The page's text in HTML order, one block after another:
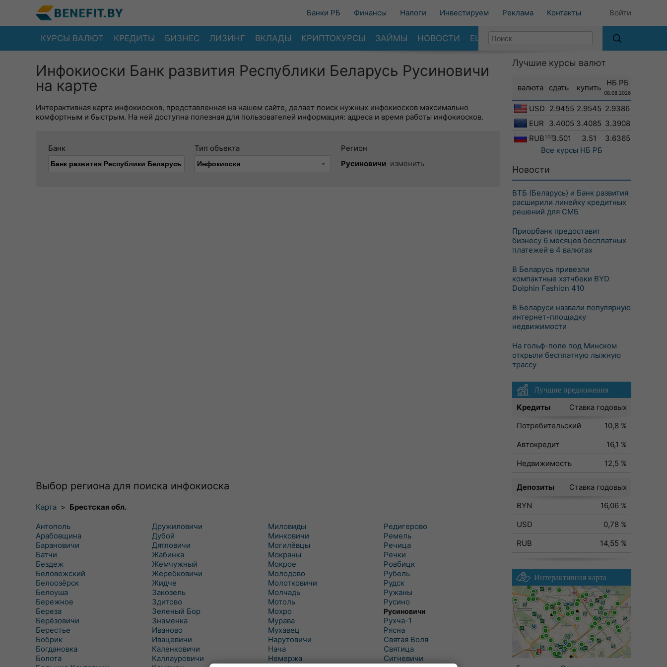
Банки РБ Финансы Налоги Инвестируем Реклама Контакты Войти
КУРСЫ ВАЛЮТ КРЕДИТЫ БИЗНЕС ЛИЗИНГ ВКЛАДЫ КРИПТОКУРСЫ ЗАЙМЫ НОВОСТИ ЕЩЕ
Инфокиоски Банк развития Республики Беларусь Русиновичи
на карте
Интерактивная карта инфокиосков, представленная на нашем сайте, делает поиск нужных инфокиосков максимально
комфортным и быстрым. На ней доступна полезная для пользователей информация: адреса и время работы инфокиосков.
Банк Тип объекта
Регион
Русиновичи изменить
Выбор региона для поиска инфокиоска
Карта > Брестская обл.
Антополь
Арабовщина
Барановичи
Батчи
Бездеж
Беловежский
Белоозёрск
Белоуша
Бережное
Береза
Берёзовичи
Берестье
Бобрик
Богдановка
Болота
Дружиловичи
Дубой
Дятловичи
Жабинка
Жемчужный
Жеребковичи
Жидче
Закозель
Здитово
Зеленый Бор
Знаменка
Иваново
Ивацевичи
Каленковичи
Каллауровичи
Миловиды
Минковичи
Могилёвцы
Мокраны
Мокрое
Молодово
Молотковичи
Молчадь
Мотоль
Мохро
Мурава
Мухавец
Нарутовичи
Нача
Немержа
Редигерово
Ремель
Речица
Речки
Ровбицк
Рубель
Рудск
Ружаны
Русино
Русиновичи
Рухча-1
Рясна
Святая Воля
Святица
Сигневичи
Лучшие курсы валют
валюта сдать купить
НБ РБ
08.08.2026
USD 2.9455 2.9545 2.9386
EUR
3.4005 3.4085 3.3908
RUB 1003.501 3.51
3.6365
Все курсы НБ РБ
Новости
ВТБ (Беларусь) и Банк развития
расширили линейку кредитных
решений для СМБ
Приорбанк предоставит
бизнесу 6 месяцев бесплатных
платежей в 4 валютах
В Беларусь привезли
компактные хэтчбеки BYD
Dolphin Fashion 410
В Беларуси назвали популярную
интернет-площадку
недвижимости
На гольф-поле под Минском
открыли бесплатную лыжную
трассу
Лучшие предложения
Кредиты
Ставка годовых
Потребительский
10,8 %
Автокредит
16,1 %
Недвижимость
12,5 %
Депозиты
Ставка годовых
BYN
16,06 %
USD
0,78 %
RUB
14,55 %
Интерактивная карта